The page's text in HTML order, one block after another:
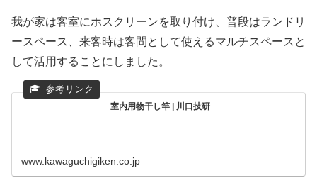
我が家は客室にホスクリーンを取り付け、普段はランドリ
ースペース、来客時は客間として使えるマルチスペースと
して活用することにしました。
室内用物干し竿 | 川口技研
www.kawaguchigiken.co.jp